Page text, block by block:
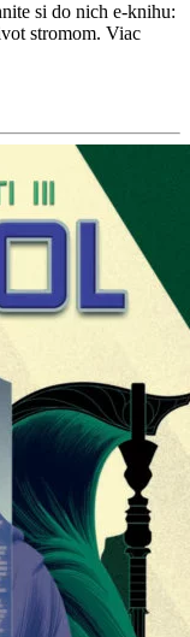
si do nich e-knihu:
stromom. Viac